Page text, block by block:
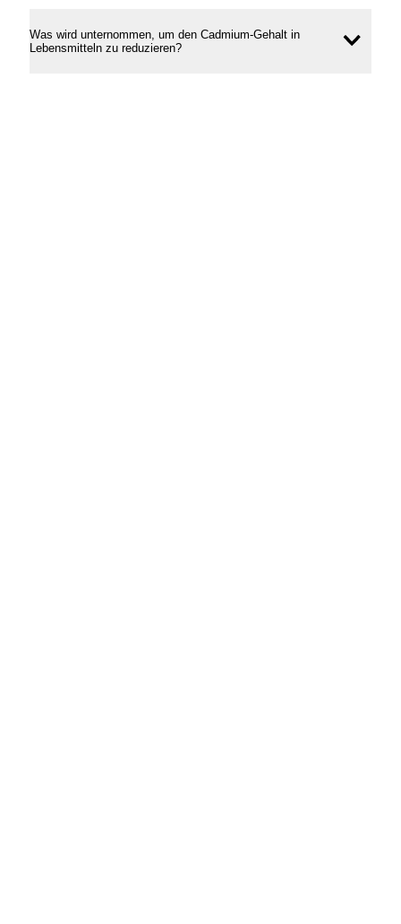
Was wird unternommen, um den Cadmium-Gehalt in
Lebensmitteln zu reduzieren?